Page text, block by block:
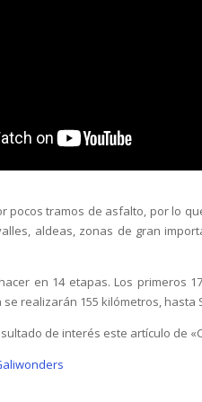
pocos tramos de asfalto, por lo
aldeas, zonas de gran
en 14 etapas. Los primeros
se realizarán 155 kilómetros, hasta
de interés este artículo de